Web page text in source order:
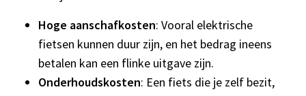
Hoge aanschafkosten: Vooral elektrische
fietsen kunnen duur zijn, en het bedrag ineens
betalen kan een flinke uitgave zijn.
Onderhoudskosten: Een fiets die je zelf bezit,